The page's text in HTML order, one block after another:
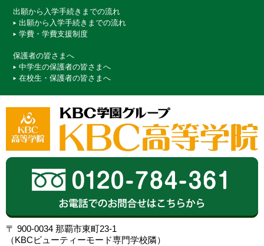
出願から入学手続きまでの流れ
出願から入学手続きまでの流れ
学費・学費支援制度
保護者の皆さまへ
中学生の保護者の皆さまへ
在校生・保護者の皆さまへ
〒 900-0034 那覇市東町23-1
（KBCビューティーモード専門学校隣）